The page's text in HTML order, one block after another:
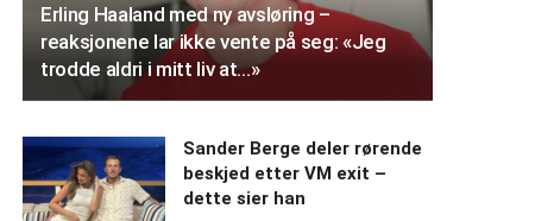
Erling Haaland med ny avsløring –
reaksjonene lar ikke vente på seg: «Jeg
trodde aldri i mitt liv at…»
Sander Berge deler rørende
beskjed etter VM exit –
dette sier han